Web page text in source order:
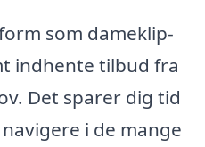
som dameklip-
indhente tilbud fra
Det sparer dig tid
i de mange